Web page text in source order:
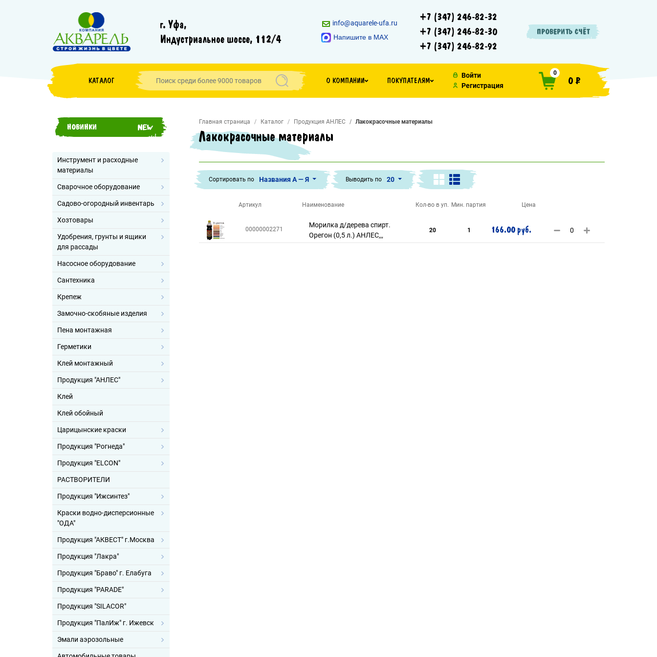
г. Уфа,
Индустриальное шоссе, 112/4
info@aquarele-ufa.ru
Напишите в MAX
+7 (347) 246-82-32
+7 (347) 246-82-30
+7 (347) 246-82-92
ПРОВЕРИТЬ СЧЁТ
КАТАЛОГ О КОМПАНИИ ПОКУПАТЕЛЯМ
Войти
Регистрация
0
0 ₽
НОВИНКИ
Инструмент и расходные
материалы
Сварочное оборудование
Садово-огородный инвентарь
Хозтовары
Удобрения, грунты и ящики
для рассады
Насосное оборудование
Сантехника
Крепеж
Замочно-скобяные изделия
Пена монтажная
Герметики
Клей монтажный
Продукция "АНЛЕС"
Клей
Клей обойный
Царицынские краски
Продукция "Рогнеда"
Продукция "ELCON"
РАСТВОРИТЕЛИ
Продукция "Ижсинтез"
Краски водно-дисперсионные
"ОДА"
Продукция "АКВЕСТ" г.Москва
Продукция "Лакра"
Продукция "Браво" г. Елабуга
Продукция "PARADE"
Продукция "SILACOR"
Продукция "ПалИж" г. Ижевск
Эмали аэрозольные
Главная страница Каталог Продукция АНЛЕС Лакокрасочные материалы
Лакокрасочные материалы
Cортировать по Названия А — Я Выводить по 20
Артикул Наименование Кол-во в уп. Мин. партия Цена
00000002271
Морилка д/дерева спирт.
Орегон (0,5 л.) АНЛЕС,,,
20 1 166.00 руб.